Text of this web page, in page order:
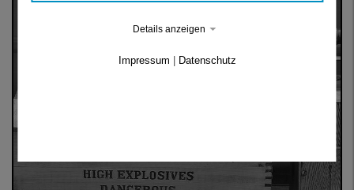
Details anzeigen
Impressum Datenschutz